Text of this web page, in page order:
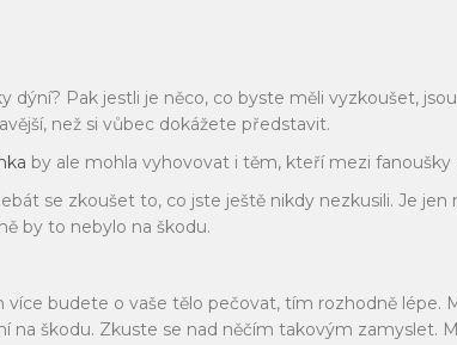
dýní? Pak jestli je něco, co byste měli vyzkoušet,
než si vůbec dokážete představit.
by ale mohla vyhovovat i těm, kteří mezi
se zkoušet to, co jste ještě nikdy nezkusili. Je jen
by to nebylo na škodu.
více budete o vaše tělo pečovat, tím rozhodně lépe.
na škodu. Zkuste se nad něčím takovým zamyslet.